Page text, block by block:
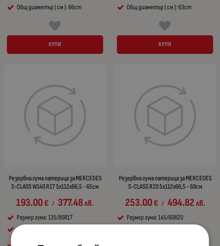
Общ диаметър ( см ): 66cm
КУПИ
Общ диаметър ( см ): 63cm
КУПИ
Резервна гума патерица за MERCEDES
S-CLASS W140 R17 5x112x66,5 - 65см
193.00€ / 377.48лв.
Размер гума: 135/80R17
Размер джанта ( R ): R17
Резервна гума патерица за MERCEDES
S-CLASS R20 5x112x66,5 - 68см
253.00€ / 494.82лв.
Размер гума: 145/60R20